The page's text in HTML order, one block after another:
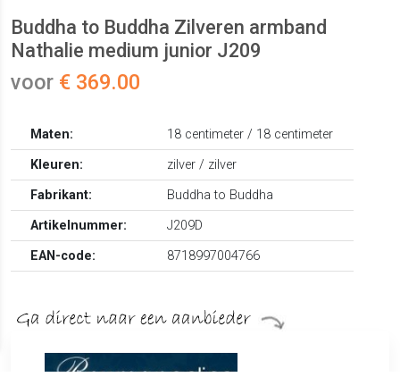
Buddha to Buddha Zilveren armband
Nathalie medium junior J209
voor € 369.00
Maten:
18 centimeter / 18 centimeter
Kleuren:
zilver / zilver
Fabrikant:
Buddha to Buddha
Artikelnummer:
J209D
EAN-code:
8718997004766